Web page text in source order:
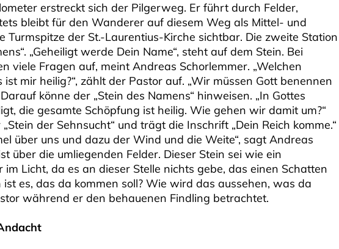
erstreckt sich der Pilgerweg. Er führt durch Felder,
bleibt für den Wanderer auf diesem Weg als Mittel- und
Turmspitze der St.-Laurentius-Kirche sichtbar. Die zweite Station
„Geheiligt werde Dein Name“, steht auf dem Stein. Bei
viele Fragen auf, meint Andreas Schorlemmer. „Welchen
mir heilig?“, zählt der Pastor auf. „Wir müssen Gott benennen
könne der „Stein des Namens“ hinweisen. „In Gottes
die gesamte Schöpfung ist heilig. Wie gehen wir damit um?“
der Sehnsucht“ und trägt die Inschrift „Dein Reich komme.“
über uns und dazu der Wind und die Weite“, sagt Andreas
über die umliegenden Felder. Dieser Stein sei wie ein
im Licht, da es an dieser Stelle nichts gebe, das einen Schatten
ist es, das da kommen soll? Wie wird das aussehen, was da
während er den behauenen Findling betrachtet.